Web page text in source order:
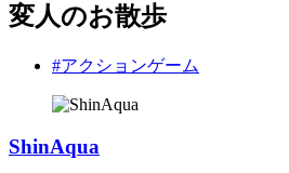
変人のお散歩
#アクションゲーム
ShinAqua